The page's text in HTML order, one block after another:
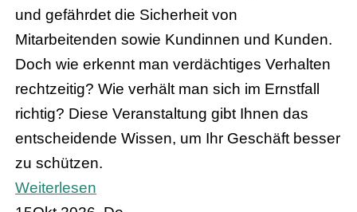
und gefährdet die Sicherheit von
Mitarbeitenden sowie Kundinnen und Kunden.
Doch wie erkennt man verdächtiges Verhalten
rechtzeitig? Wie verhält man sich im Ernstfall
richtig? Diese Veranstaltung gibt Ihnen das
entscheidende Wissen, um Ihr Geschäft besser
zu schützen.
Weiterlesen